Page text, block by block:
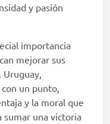
y pasión
importancia
mejorar sus
Uruguay,
un punto,
y la moral que
sumar una victoria